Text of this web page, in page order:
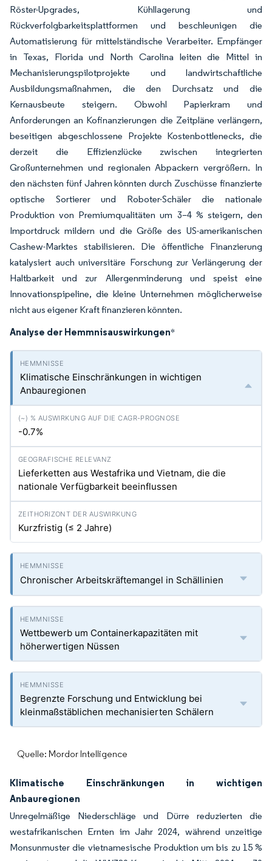
Röster-Upgrades, Kühllagerung und
Rückverfolgbarkeitsplattformen und beschleunigen die
Automatisierung für mittelständische Verarbeiter. Empfänger
in Texas, Florida und North Carolina leiten die Mittel in
Mechanisierungspilotprojekte und landwirtschaftliche
Ausbildungsmaßnahmen, die den Durchsatz und die
Kernausbeute steigern. Obwohl Papierkram und
Anforderungen an Kofinanzierungen die Zeitpläne verlängern,
beseitigen abgeschlossene Projekte Kostenbottlenecks, die
derzeit die Effizienzlücke zwischen integrierten
Großunternehmen und regionalen Abpackern vergrößern. In
den nächsten fünf Jahren könnten durch Zuschüsse finanzierte
optische Sortierer und Roboter-Schäler die nationale
Produktion von Premiumqualitäten um 3–4 % steigern, den
Importdruck mildern und die Größe des US-amerikanischen
Cashew-Marktes stabilisieren. Die öffentliche Finanzierung
katalysiert auch universitäre Forschung zur Verlängerung der
Haltbarkeit und zur Allergenminderung und speist eine
Innovationspipeline, die kleine Unternehmen möglicherweise
nicht aus eigener Kraft finanzieren könnten.
Analyse der Hemmnisauswirkungen*
Klimatische Einschränkungen in wichtigen
Anbauregionen
-0.7%
Lieferketten aus Westafrika und Vietnam, die die
nationale Verfügbarkeit beeinflussen
Kurzfristig (≤ 2 Jahre)
Chronischer Arbeitskräftemangel in Schällinien
Wettbewerb um Containerkapazitäten mit
höherwertigen Nüssen
Begrenzte Forschung und Entwicklung bei
kleinmaßstäblichen mechanisierten Schälern
Quelle: Mordor Intelligence
Klimatische Einschränkungen in wichtigen
Anbauregionen
Unregelmäßige Niederschläge und Dürre reduzierten die
westafrikanischen Ernten im Jahr 2024, während unzeitige
Monsunmuster die vietnamesische Produktion um bis zu 15 %